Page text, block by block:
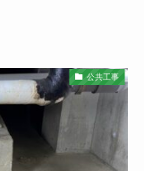
公共工事